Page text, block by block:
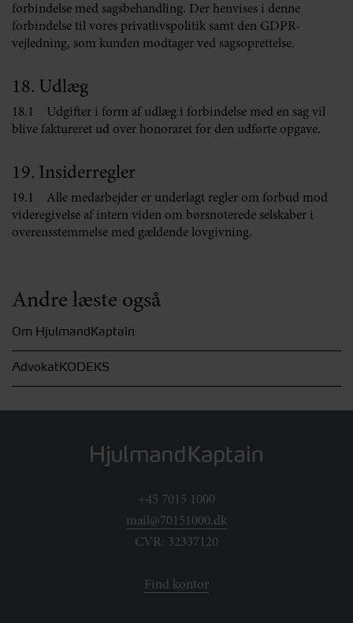
forbindelse med sagsbehandling. Der henvises i denne
forbindelse til vores privatlivspolitik samt den GDPR-
vejledning, som kunden modtager ved sagsoprettelse.
18. Udlæg
18.1 Udgifter i form af udlæg i forbindelse med en sag vil
blive faktureret ud over honoraret for den udførte opgave.
19. Insiderregler
19.1 Alle medarbejder er underlagt regler om forbud mod
videregivelse af intern viden om børsnoterede selskaber i
overensstemmelse med gældende lovgivning.
Andre læste også
Om HjulmandKaptain
AdvokatKODEKS
+45 7015 1000
mail@70151000.dk
CVR: 32337120
Find kontor